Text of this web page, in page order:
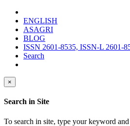
ENGLISH
ASAGRI
BLOG
ISSN 2601-8535, ISSN-L 2601-
Search
×
Search in Site
To search in site, type your keyword